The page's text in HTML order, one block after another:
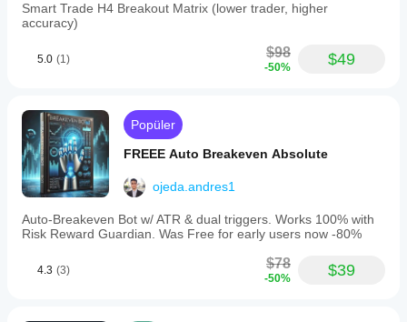
Smart Trade H4 Breakout Matrix (lower trader, higher
accuracy)
5.0 (1) $98
-50% $49
Popüler
FREEE Auto Breakeven Absolute
ojeda.andres1
Auto-Breakeven Bot w/ ATR & dual triggers. Works 100% with
Risk Reward Guardian. Was Free for early users now -80%
4.3 (3) $78
-50% $39